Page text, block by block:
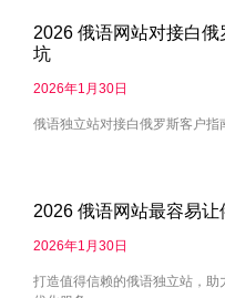
2026 俄语网站对接白
坑
2026年1月30日
俄语独立站对接白俄罗斯客户指
2026 俄语网站最容易
2026年1月30日
打造值得信赖的俄语独立站，